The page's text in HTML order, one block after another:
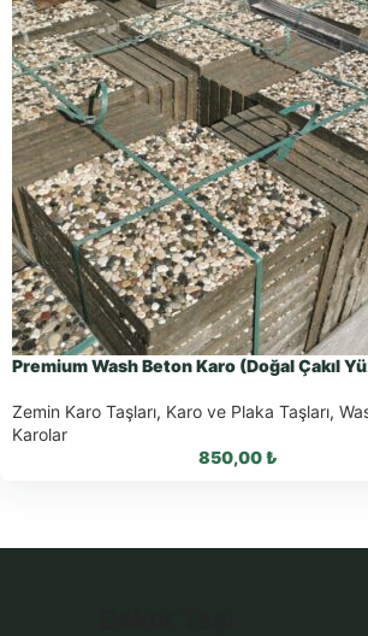
Premium Wash Beton Karo (Doğal Çakıl
Zemin Karo Taşları, Karo ve Plaka Taşları,
Karolar
850,00₺